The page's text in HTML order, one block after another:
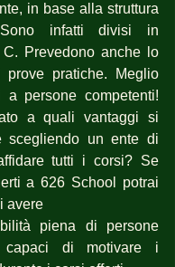
in base alla struttura
Sono infatti divisi in
Prevedono anche lo
prove pratiche. Meglio
a persone competenti!
a quali vantaggi si
scegliendo un ente di
tutti i corsi? Se
a 626 School potrai
avere
piena di persone
capaci di motivare i